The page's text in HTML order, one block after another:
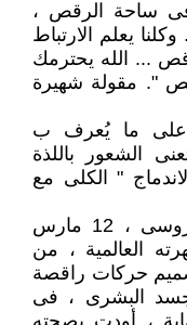
ساحة الرقص ،
يعلم الارتباط
... الله يحترمك
". مقولة شهيرة
على ما يُعرف ب
الشعور باللذة
" الكلى مع
ان فاسلاف نجنسكى ، الراقص الروسى ، 12 مارس
، حصد شهرته العالمية ، من
حركات راقصة
البشرى ، فى